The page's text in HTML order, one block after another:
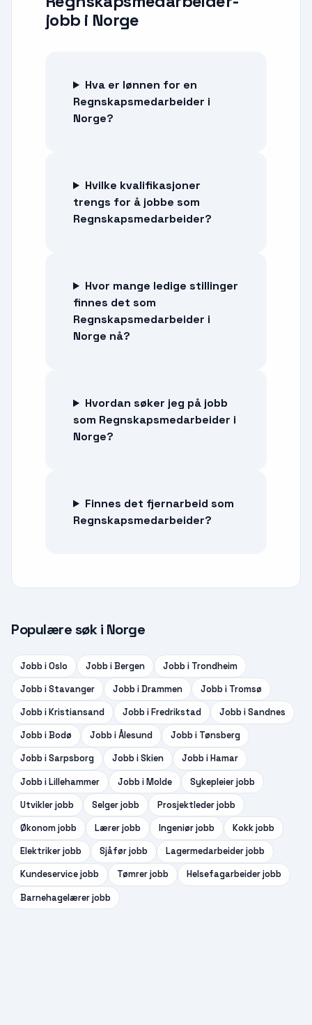
jobb i Norge
Hva er lønnen for en
Regnskapsmedarbeider i
Norge?
Hvilke kvalifikasjoner
trengs for å jobbe som
Regnskapsmedarbeider?
Hvor mange ledige stillinger
finnes det som
Regnskapsmedarbeider i
Norge nå?
Hvordan søker jeg på jobb
som Regnskapsmedarbeider i
Norge?
Finnes det fjernarbeid som
Regnskapsmedarbeider?
Populære søk i Norge
Jobb iOslo Jobb iBergen Jobb i Trondheim
Jobb iStavanger Jobb iDrammen Jobb i Tromsø
Jobb iKristiansand Jobb iFredrikstad Jobb iSandnes
Jobb iBodø Jobb iÅlesund Jobb i Tønsberg
Jobb iSarpsborg Jobb iSkien Jobb iHamar
Jobb iLillehammer Jobb iMolde Sykepleierjobb
Utviklerjobb Selgerjobb Prosjektlederjobb
Økonomjobb Lærerjobb Ingeniørjobb Kokkjobb
Elektrikerjobb Sjåførjobb Lagermedarbeiderjobb
Kundeservicejobb Tømrerjobb Helsefagarbeiderjobb
Barnehagelærerjobb